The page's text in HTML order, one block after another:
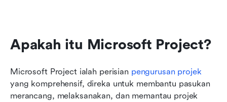
Apakah itu Microsoft Project?
Microsoft Project ialah perisian pengurusan projek
yang komprehensif, direka untuk membantu pasukan
merancang, melaksanakan, dan memantau projek